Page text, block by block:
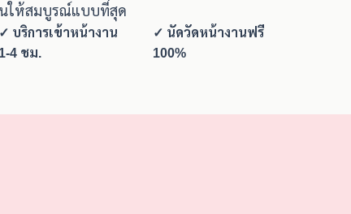
นให้สมบูรณ์แบบที่สุด
✓ บริการเข้าหน้างาน
1-4 ชม.
✓ นัดวัดหน้างานฟรี
100%